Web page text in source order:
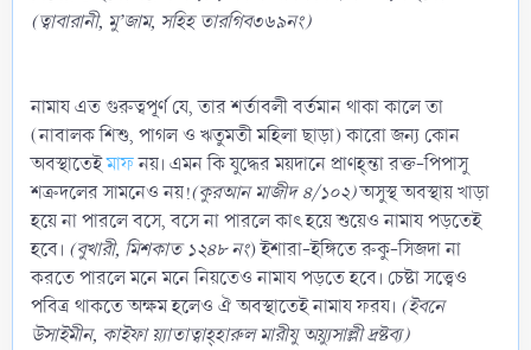
(ত্বাবারানী, মু’জাম, সহিহ তারগিব৩৬৯নং)
নামায এত গুরুত্বপূর্ণ যে, তার শর্তাবলী বর্তমান থাকা কালে তা
(নাবালক শিশু, পাগল ও ঋতুমতী মহিলা ছাড়া) কারো জন্য কোন
অবস্থাতেইমাফনয়। এমন কি যুদ্ধের ময়দানে প্রাণহ্‌ন্তা রক্ত-পিপাসু
শত্রুদলের সামনেও নয়!(কুরআন মাজীদ ৪/১০২)অসুস্থ অবস্থায় খাড়া
হয়ে না পারলে বসে, বসে না পারলে কাৎ হয়ে শুয়েও নামায পড়তেই
হবে। (বুখারী, মিশকাত ১২৪৮ নং) ইশারা-ইঙ্গিতে রুকু-সিজদা না
করতে পারলে মনে মনে নিয়তেও নামায পড়তে হবে। চেষ্টা সত্ত্বেও
পবিত্র থাকতে অক্ষম হলেও ঐ অবস্থাতেই নামায ফরয। (ইবনে
উসাইমীন, কাইফা য়্যাতাত্বাহ্‌হারুল মারীযু অয়্যুসাল্লী দ্রষ্টব্য)